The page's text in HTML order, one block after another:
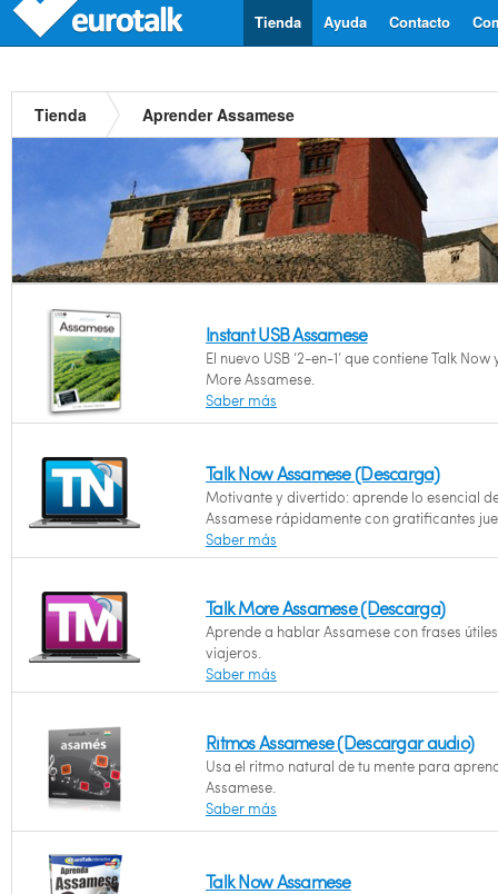
Contacto
Ayuda
Tienda
Tienda Aprender Assamese
Instant USB Assamese
El nuevo USB ‘2-en-1’ que contiene Talk Now
More Assamese.
Saber más
Talk Now Assamese (Descarga)
Motivante y divertido: aprende lo esencial
Assamese rápidamente con gratificantes
Saber más
Talk More Assamese (Descarga)
Aprende a hablar Assamese con frases
viajeros.
Saber más
Ritmos Assamese (Descargar audio)
Usa el ritmo natural de tu mente para
Assamese.
Saber más
Talk Now Assamese